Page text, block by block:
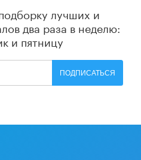
лучших и
два раза в неделю:
и пятницу
ПОДПИСАТЬСЯ